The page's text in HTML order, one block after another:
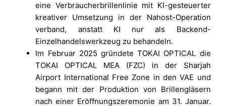
eine Verbraucherbrillenlinie mit KI-gesteuerter
kreativer Umsetzung in der Nahost-Operation
verband, anstatt KI nur als Backend-
Einzelhandelswerkzeug zu behandeln.
Im Februar 2025 gründete TOKAI OPTICAL die
TOKAI OPTICAL MEA (FZC) in der Sharjah
Airport International Free Zone in den VAE und
begann mit der Produktion von Brillengläsern
nach einer Eröffnungszeremonie am 31. Januar.